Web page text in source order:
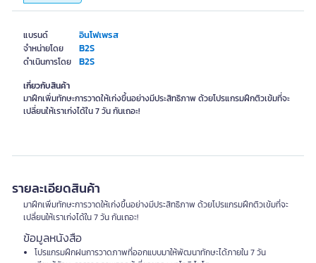
แบรนด์ อินโฟเพรส
จำหน่ายโดย B2S
ดำเนินการโดย B2S
เกี่ยวกับสินค้า
มาฝึกเพิ่มทักษะการวาดให้เก่งขึ้นอย่างมีประสิทธิภาพ ด้วยโปรแกรมฝึกติวเข้มที่จะ
เปลี่ยนให้เราเก่งได้ใน 7 วัน กันเถอะ!
รายละเอียดสินค้า
มาฝึกเพิ่มทักษะการวาดให้เก่งขึ้นอย่างมีประสิทธิภาพ ด้วยโปรแกรมฝึกติวเข้มที่จะ
เปลี่ยนให้เราเก่งได้ใน 7 วัน กันเถอะ!
ข้อมูลหนังสือ
โปรแกรมฝึกฝนการวาดภาพที่ออกแบบมาให้พัฒนาทักษะได้ภายใน 7 วัน